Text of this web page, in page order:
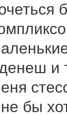
и
бы